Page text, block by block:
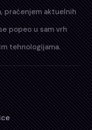
praćenjem aktuelnih
popeo u sam vrh
tehnologijama.